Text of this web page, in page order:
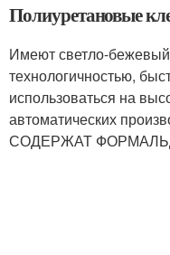
Полиуретановые
Имеют светло-
технологичностью,
использоваться на
автоматических
СОДЕРЖАТ